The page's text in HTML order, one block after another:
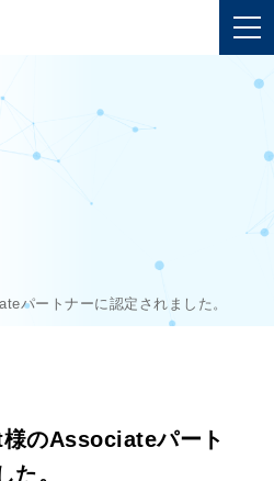
パートナーに認定されました。
のAssociateパート
た。